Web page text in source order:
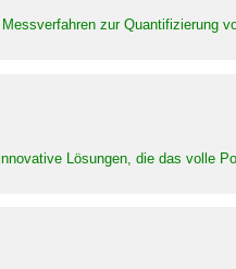
zur Quantifizierung
Lösungen, die das volle